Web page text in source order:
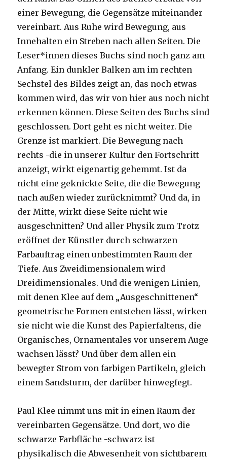
einer Bewegung, die Gegensätze miteinander
vereinbart. Aus Ruhe wird Bewegung, aus
Innehalten ein Streben nach allen Seiten. Die
Leser*innen dieses Buchs sind noch ganz am
Anfang. Ein dunkler Balken am im rechten
Sechstel des Bildes zeigt an, das noch etwas
kommen wird, das wir von hier aus noch nicht
erkennen können. Diese Seiten des Buchs sind
geschlossen. Dort geht es nicht weiter. Die
Grenze ist markiert. Die Bewegung nach
rechts -die in unserer Kultur den Fortschritt
anzeigt, wirkt eigenartig gehemmt. Ist da
nicht eine geknickte Seite, die die Bewegung
nach außen wieder zurücknimmt? Und da, in
der Mitte, wirkt diese Seite nicht wie
ausgeschnitten? Und aller Physik zum Trotz
eröffnet der Künstler durch schwarzen
Farbauftrag einen unbestimmten Raum der
Tiefe. Aus Zweidimensionalem wird
Dreidimensionales. Und die wenigen Linien,
mit denen Klee auf dem „Ausgeschnittenen“
geometrische Formen entstehen lässt, wirken
sie nicht wie die Kunst des Papierfaltens, die
Organisches, Ornamentales vor unserem Auge
wachsen lässt? Und über dem allen ein
bewegter Strom von farbigen Partikeln, gleich
einem Sandsturm, der darüber hinwegfegt.
Paul Klee nimmt uns mit in einen Raum der
vereinbarten Gegensätze. Und dort, wo die
schwarze Farbfläche -schwarz ist
physikalisch die Abwesenheit von sichtbarem